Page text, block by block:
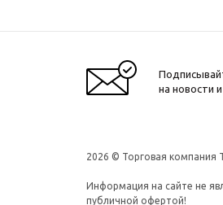
на новости
2026 © Торговая компания
Информация на сайте не
публичной офертой!